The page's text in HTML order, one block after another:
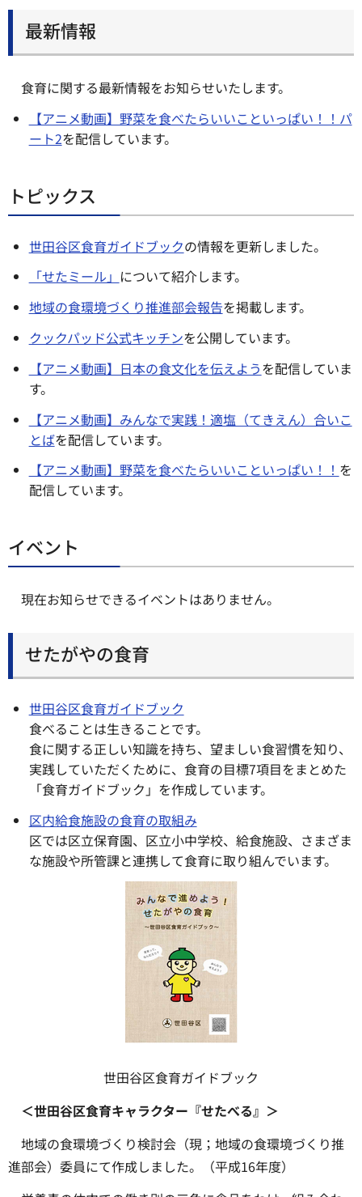
最新情報
食育に関する最新情報をお知らせいたします。
【アニメ動画】野菜を食べたらいいこといっぱい！！パ
ート2を配信しています。
トピックス
世田谷区食育ガイドブックの情報を更新しました。
「せたミール」 について紹介します。
地域の食環境づくり推進部会報告を掲載します。
クックパッド公式キッチンを公開しています。
【アニメ動画】日本の食文化を伝えようを配信していま
す。
【アニメ動画】みんなで実践！適塩（てきえん）合いこ
とばを配信しています。
【アニメ動画】野菜を食べたらいいこといっぱい！！ を
配信しています。
イベント
現在お知らせできるイベントはありません。
せたがやの食育
世田谷区食育ガイドブック
食べることは生きることです。
食に関する正しい知識を持ち、望ましい食習慣を知り、
実践していただくために、食育の目標7項目をまとめた
「食育ガイドブック」を作成しています。
区内給食施設の食育の取組み
区では区立保育園、区立小中学校、給食施設、さまざま
な施設や所管課と連携して食育に取り組んでいます。
世田谷区食育ガイドブック
＜世田谷区食育キャラクター『せたべる』＞
地域の食環境づくり検討会（現；地域の食環境づくり推
進部会）委員にて作成しました。（平成16年度）